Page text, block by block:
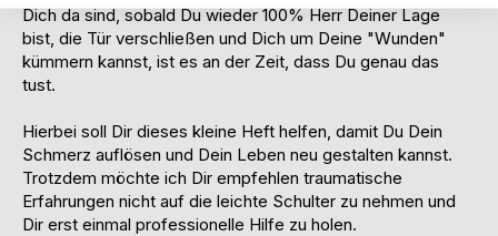
Dich da sind, sobald Du wieder 100% Herr Deiner Lage
bist, die Tür verschließen und Dich um Deine "Wunden"
kümmern kannst, ist es an der Zeit, dass Du genau das
tust.
Hierbei soll Dir dieses kleine Heft helfen, damit Du Dein
Schmerz auflösen und Dein Leben neu gestalten kannst.
Trotzdem möchte ich Dir empfehlen traumatische
Erfahrungen nicht auf die leichte Schulter zu nehmen und
Dir erst einmal professionelle Hilfe zu holen.